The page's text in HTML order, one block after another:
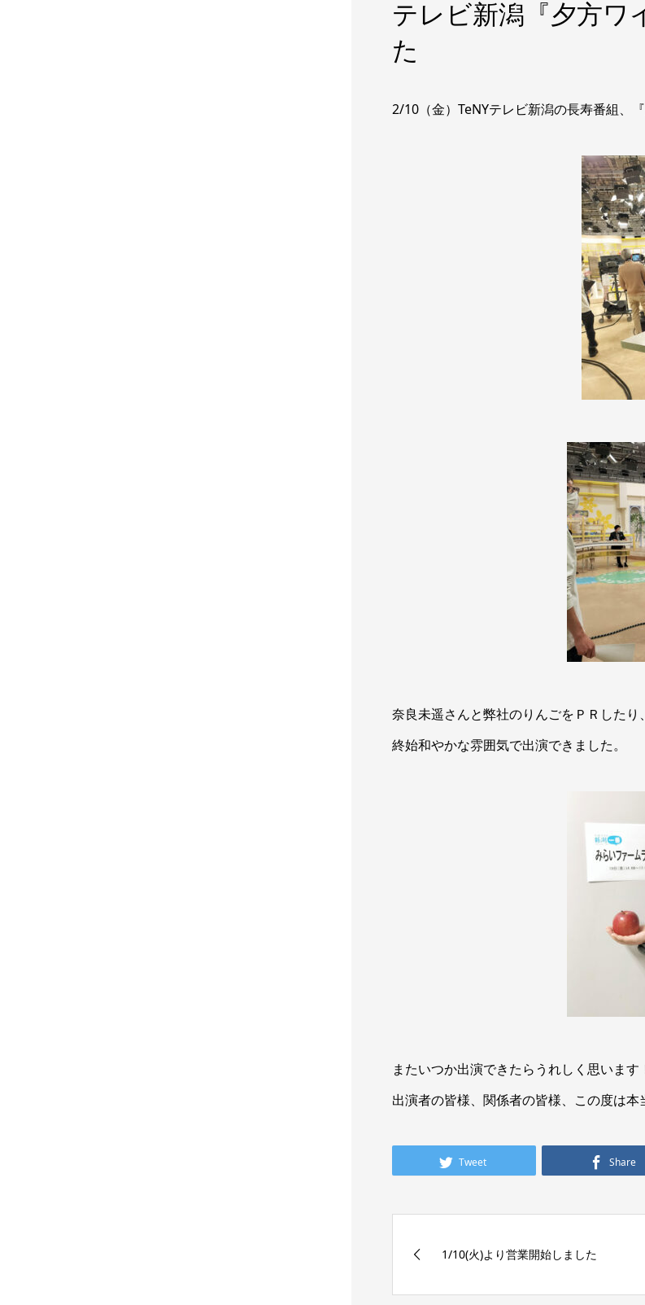
テレビ新潟『夕方ワ
た
2/10（金）TeNYテレビ新潟の長寿番組、
奈良未遥さんと弊社のりんごをＰＲしたり
終始和やかな雰囲気で出演できました。
またいつか出演できたらうれしく思います
出演者の皆様、関係者の皆様、この度は
Tweet Share
1/10(火)より営業開始しました